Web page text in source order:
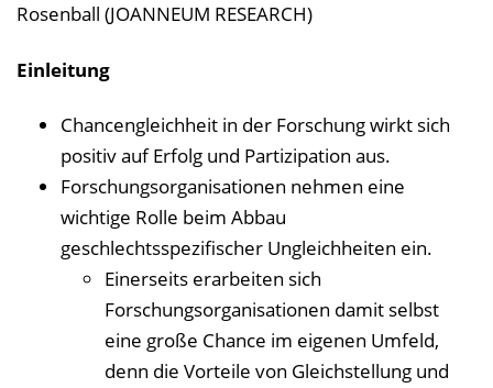
Rosenball (JOANNEUM RESEARCH)
Einleitung
Chancengleichheit in der Forschung wirkt sich
positiv auf Erfolg und Partizipation aus.
Forschungsorganisationen nehmen eine
wichtige Rolle beim Abbau
geschlechtsspezifischer Ungleichheiten ein.
Einerseits erarbeiten sich
Forschungsorganisationen damit selbst
eine große Chance im eigenen Umfeld,
denn die Vorteile von Gleichstellung und